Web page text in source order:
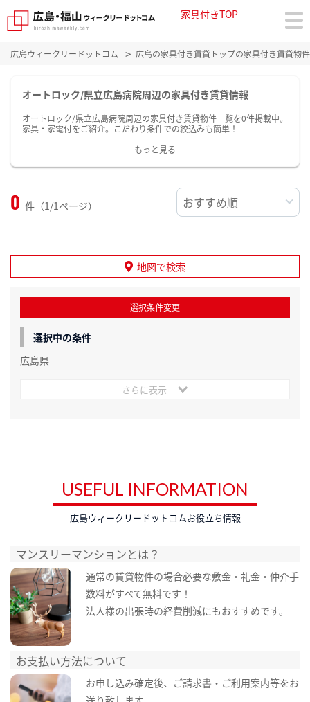
家具付きTOP
広島ウィークリードットコム 広島の家具付き賃貸トップの家具付き賃貸物
オートロック/県立広島病院周辺の家具付き賃貸情報
オートロック/県立広島病院周辺の家具付き賃貸物件一覧を0件掲載中。
家具・家電付をご紹介。こだわり条件での絞込みも簡単！
もっと見る
0 件（1/1ページ）
地図で検索
選択条件変更
選択中の条件
広島県
さらに表示
USEFUL INFORMATION
広島ウィークリードットコムお役立ち情報
マンスリーマンションとは？
通常の賃貸物件の場合必要な敷金・礼金・仲介手
数料がすべて無料です！
法人様の出張時の経費削減にもおすすめです。
お支払い方法について
お申し込み確定後、ご請求書・ご利用案内等をお